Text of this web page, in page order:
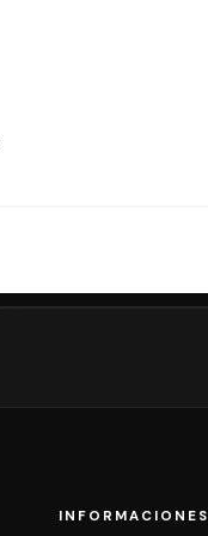
INFORMACIONES